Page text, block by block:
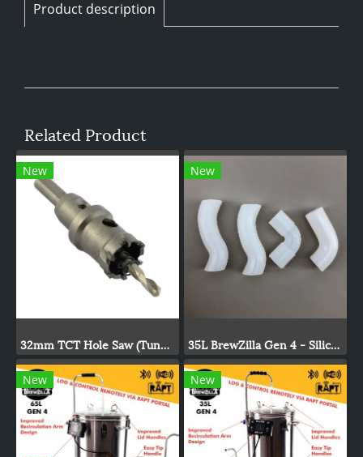
Product description
Related Product
New
32mm TCT Hole Saw (Tungsten Carbide Tipped)
New
35L BrewZilla Gen 4 - Silicone Pump Tubing Kit
New New